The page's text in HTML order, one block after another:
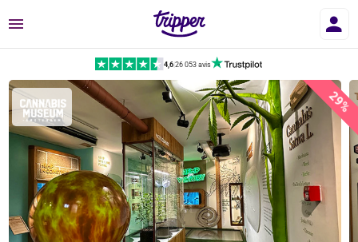
Menu
4,6|26 053 avis
29%